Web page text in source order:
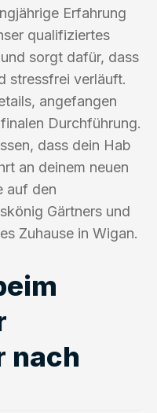
Erfahrung
qualifiziertes
sorgt dafür, dass
stressfrei verläuft.
angefangen
Durchführung.
dass dein Hab
an deinem neuen
auf den
Gärtners und
Zuhause in Wigan.
nach